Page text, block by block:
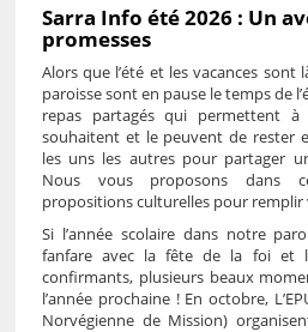
Sarra Info été 2026 : Un
promesses
Alors que l’été et les vacances sont
paroisse sont en pause le temps de
repas partagés qui permettent
souhaitent et le peuvent de rester
les uns les autres pour partager
Nous vous proposons dans
propositions culturelles pour remplir
Si l’année scolaire dans notre
fanfare avec la fête de la foi et
confirmants, plusieurs beaux
l’année prochaine ! En octobre,
Norvégienne de Mission)